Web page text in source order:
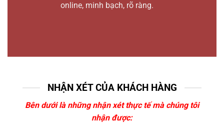
online, minh bạch, rõ ràng.
NHẬN XÉT CỦA KHÁCH HÀNG
Bên dưới là những nhận xét thực tế mà chúng tôi
nhận được: